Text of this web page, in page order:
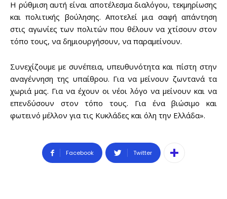
Η ρύθμιση αυτή είναι αποτέλεσμα διαλόγου, τεκμηρίωσης
και πολιτικής βούλησης. Αποτελεί μια σαφή απάντηση
στις αγωνίες των πολιτών που θέλουν να χτίσουν στον
τόπο τους, να δημιουργήσουν, να παραμείνουν.
Συνεχίζουμε με συνέπεια, υπευθυνότητα και πίστη στην
αναγέννηση της υπαίθρου. Για να μείνουν ζωντανά τα
χωριά μας. Για να έχουν οι νέοι λόγο να μείνουν και να
επενδύσουν στον τόπο τους. Για ένα βιώσιμο και
φωτεινό μέλλον για τις Κυκλάδες και όλη την Ελλάδα».
Facebook Twitter